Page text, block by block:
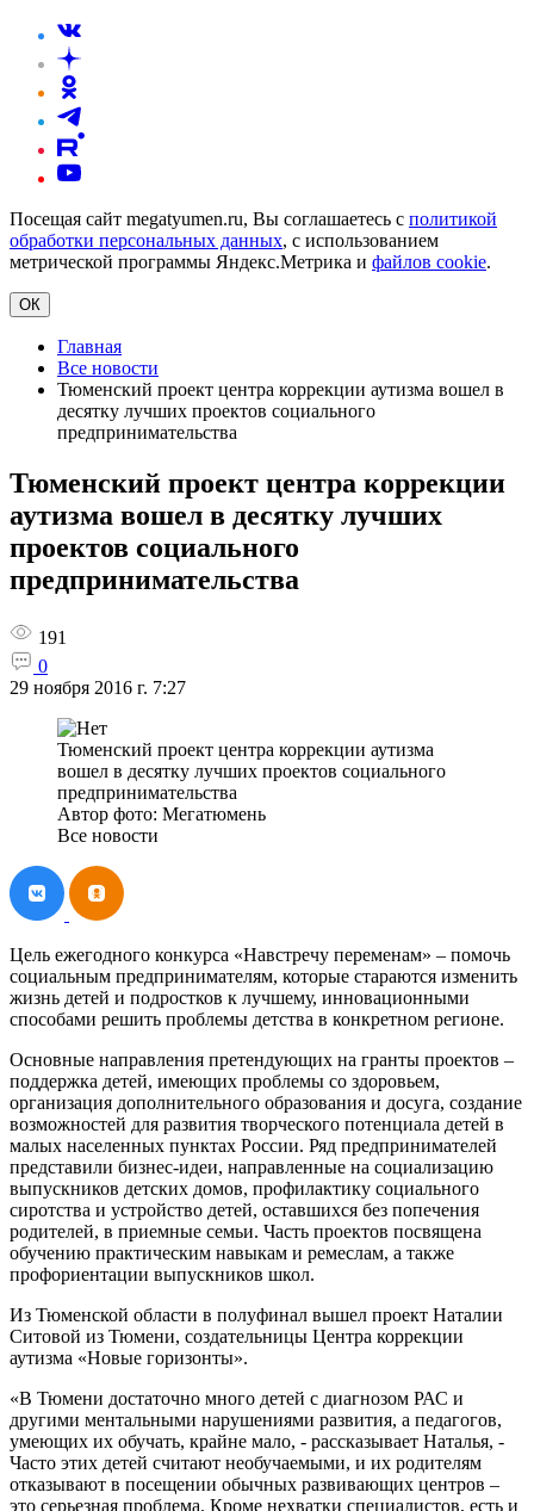
Посещая сайт megatyumen.ru, Вы соглашаетесь с политикой
обработки персональных данных, с использованием
метрической программы Яндекс.Метрика и файлов cookie.
ОК
Главная
Все новости
Тюменский проект центра коррекции аутизма вошел в
десятку лучших проектов социального
предпринимательства
Тюменский проект центра коррекции
аутизма вошел в десятку лучших
проектов социального
предпринимательства
191
0
29 ноября 2016 г. 7:27
Тюменский проект центра коррекции аутизма
вошел в десятку лучших проектов социального
предпринимательства
Автор фото: Мегатюмень
Все новости
Цель ежегодного конкурса «Навстречу переменам» – помочь
социальным предпринимателям, которые стараются изменить
жизнь детей и подростков к лучшему, инновационными
способами решить проблемы детства в конкретном регионе.
Основные направления претендующих на гранты проектов –
поддержка детей, имеющих проблемы со здоровьем,
организация дополнительного образования и досуга, создание
возможностей для развития творческого потенциала детей в
малых населенных пунктах России. Ряд предпринимателей
представили бизнес-идеи, направленные на социализацию
выпускников детских домов, профилактику социального
сиротства и устройство детей, оставшихся без попечения
родителей, в приемные семьи. Часть проектов посвящена
обучению практическим навыкам и ремеслам, а также
профориентации выпускников школ.
Из Тюменской области в полуфинал вышел проект Наталии
Ситовой из Тюмени, создательницы Центра коррекции
аутизма «Новые горизонты».
«В Тюмени достаточно много детей с диагнозом РАС и
другими ментальными нарушениями развития, а педагогов,
умеющих их обучать, крайне мало, - рассказывает Наталья, -
Часто этих детей считают необучаемыми, и их родителям
отказывают в посещении обычных развивающих центров –
это серьезная проблема. Кроме нехватки специалистов, есть и